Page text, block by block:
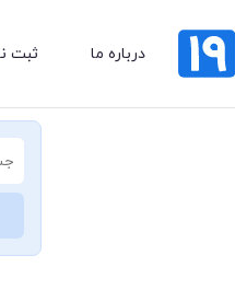
درباره ما ثبت